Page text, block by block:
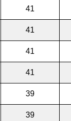
41
41
41
41
39
39